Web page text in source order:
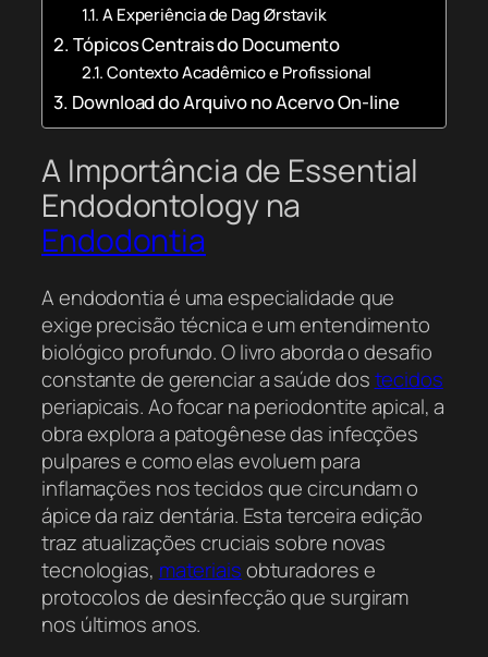
A Experiência de Dag Ørstavik
Tópicos Centrais do Documento
Contexto Acadêmico e Profissional
Download do Arquivo no Acervo On-line
A Importância de Essential
Endodontology na
Endodontia
A endodontia é uma especialidade que
exige precisão técnica e um entendimento
biológico profundo. O livro aborda o desafio
constante de gerenciar a saúde dostecidos
periapicais. Ao focar na periodontite apical, a
obra explora a patogênese das infecções
pulpares e como elas evoluem para
inflamações nos tecidos que circundam o
ápice da raiz dentária. Esta terceira edição
traz atualizações cruciais sobre novas
tecnologias, materiaisobturadores e
protocolos de desinfecção que surgiram
nos últimos anos.